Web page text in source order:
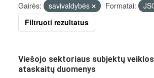
Gairės:
savivaldybės Formatai:
Filtruoti rezultatus
Viešojo sektoriaus subjektų
ataskaitų duomenys